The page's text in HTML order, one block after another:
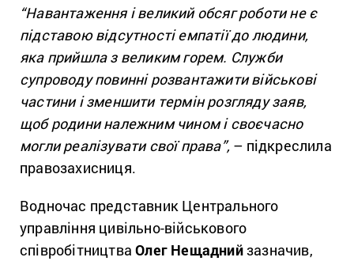
“Навантаження і великий обсяг роботи не є
підставою відсутності емпатії до людини,
яка прийшла з великим горем. Служби
супроводу повинні розвантажити військові
частини і зменшити термін розгляду заяв,
щоб родини належним чином і своєчасно
могли реалізувати свої права”, – підкреслила
правозахисниця.
Водночас представник Центрального
управління цивільно-військового
співробітництваОлег Нещаднийзазначив,